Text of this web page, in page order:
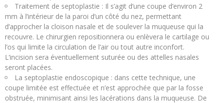
Traitement de septoplastie : Il s’agit d’une coupe d’environ 2
mm à l’intérieur de la paroi d’un côté du nez, permettant
d’approcher la cloison nasale et de soulever la muqueuse qui la
recouvre. Le chirurgien repositionnera ou enlèvera le cartilage ou
l’os qui limite la circulation de l’air ou tout autre inconfort.
L’incision sera éventuellement suturée ou des attelles nasales
seront placées.
La septoplastie endoscopique : dans cette technique, une
coupe limitée est effectuée et n’est approchée que par la fosse
obstruée, minimisant ainsi les lacérations dans la muqueuse. De